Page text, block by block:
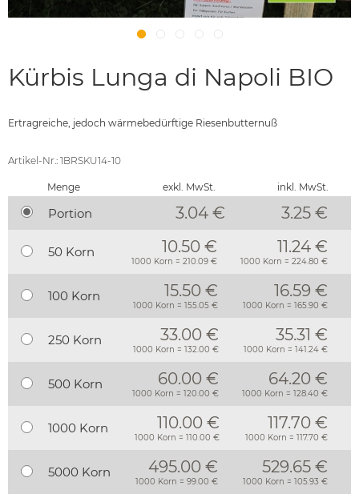
Kürbis Lunga di Napoli BIO
Ertragreiche, jedoch wärmebedürftige Riesenbutternuß
Artikel-Nr.: 1BRSKU14-10
Menge exkl. MwSt. inkl. MwSt.
Portion 3.04 € 3.25 €
50 Korn 10.50 €
1000 Korn = 210.09 €
11.24 €
1000 Korn = 224.80 €
100 Korn 15.50 €
1000 Korn = 155.05 €
16.59 €
1000 Korn = 165.90 €
250 Korn 33.00 €
1000 Korn = 132.00 €
35.31 €
1000 Korn = 141.24 €
500 Korn 60.00 €
1000 Korn = 120.00 €
64.20 €
1000 Korn = 128.40 €
1000 Korn 110.00 €
1000 Korn = 110.00 €
117.70 €
1000 Korn = 117.70 €
5000 Korn 495.00 €
1000 Korn = 99.00 €
529.65 €
1000 Korn = 105.93 €